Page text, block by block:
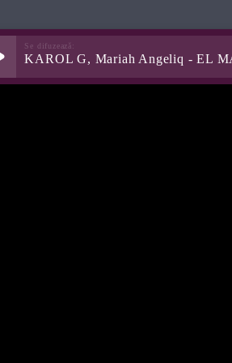
KAROL G, Mariah Angeliq - EL